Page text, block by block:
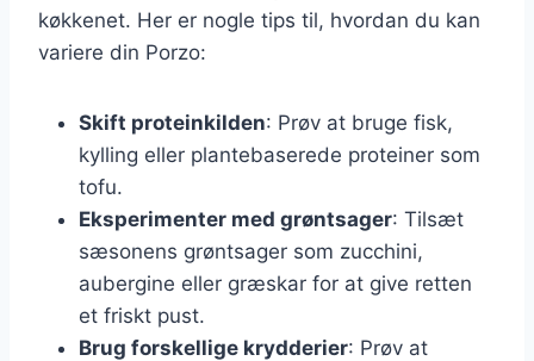
køkkenet. Her er nogle tips til, hvordan du kan
variere din Porzo:
Skift proteinkilden: Prøv at bruge fisk,
kylling eller plantebaserede proteiner som
tofu.
Eksperimenter med grøntsager: Tilsæt
sæsonens grøntsager som zucchini,
aubergine eller græskar for at give retten
et friskt pust.
Brug forskellige krydderier: Prøv at